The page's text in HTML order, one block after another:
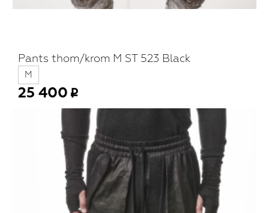
Pants thom/krom M ST 523 Black
M
25 400